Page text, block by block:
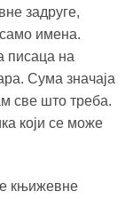
задруге,
имена.
писаца на
Сума значаја
све што треба.
који се може
књижевне